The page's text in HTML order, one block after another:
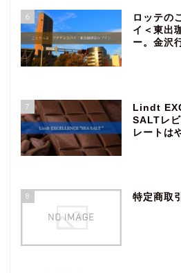
6
ロッテの
イ＜東出
ー。金沢
7
Lindt
SALTレ
レートは
8 特定商取